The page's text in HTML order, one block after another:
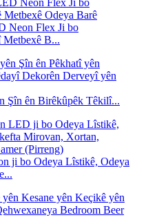
Neon Flex Ji bo
B...
Şîn ên Birêkûpêk Têkilî...
ji bo Odeya Lîstikê, Odeya